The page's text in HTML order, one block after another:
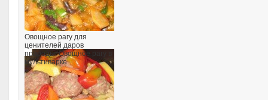
Овощное рагу для
ценителей даров
природы. Овощное рагу в
мультиварке.